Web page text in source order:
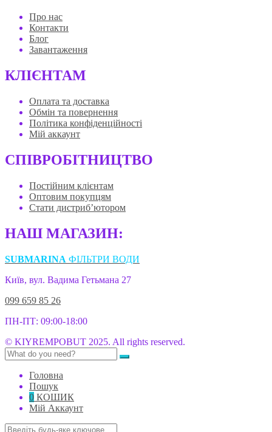
Про нас
Контакти
Блог
Завантаження
КЛІЄНТАМ
Оплата та доставка
Обмін та повернення
Політика конфіденційності
Мій аккаунт
СПІВРОБІТНИЦТВО
Постійним клієнтам
Оптовим покупцям
Стати дистриб’ютором
НАШ МАГАЗИН:
SUBMARINA ФІЛЬТРИ ВОДИ
Київ, вул. Вадима Гетьмана 27
099 659 85 26
ПН-ПТ: 09:00-18:00
© KIYREMPOBUT 2025. All rights reserved.
Головна
Пошук
0 КОШИК
Мій Аккаунт